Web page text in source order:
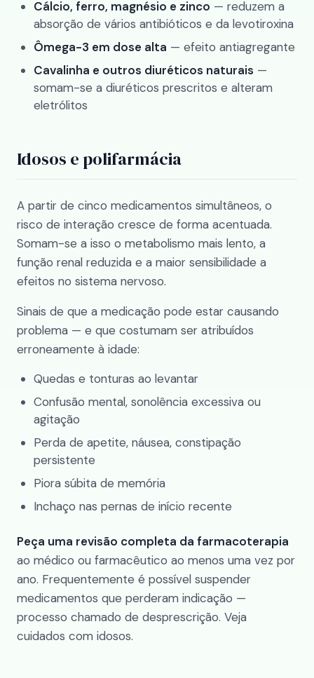
Cálcio, ferro, magnésio e zinco — reduzem a
absorção de vários antibióticos e da levotiroxina
Ômega-3 em dose alta — efeito antiagregante
Cavalinha e outros diuréticos naturais —
somam-se a diuréticos prescritos e alteram
eletrólitos
Idosos e polifarmácia
A partir de cinco medicamentos simultâneos, o
risco de interação cresce de forma acentuada.
Somam-se a isso o metabolismo mais lento, a
função renal reduzida e a maior sensibilidade a
efeitos no sistema nervoso.
Sinais de que a medicação pode estar causando
problema — e que costumam ser atribuídos
erroneamente à idade:
Quedas e tonturas ao levantar
Confusão mental, sonolência excessiva ou
agitação
Perda de apetite, náusea, constipação
persistente
Piora súbita de memória
Inchaço nas pernas de início recente
Peça uma revisão completa da farmacoterapia
ao médico ou farmacêutico ao menos uma vez por
ano. Frequentemente é possível suspender
medicamentos que perderam indicação —
processo chamado de desprescrição. Veja
cuidados com idosos.